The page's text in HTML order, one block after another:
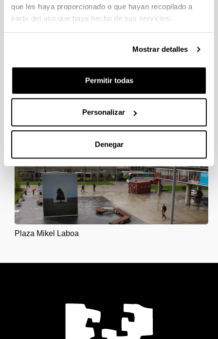
que les haya proporcionado o que hayan recopilado a
partir del uso que haya hecho de sus servicios.
Mostrar detalles
Permitir todas
Personalizar
Denegar
Galería
Plaza Mikel Laboa